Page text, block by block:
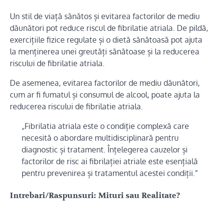
Un stil de viață sănătos și evitarea factorilor de mediu
dăunători pot reduce riscul de fibrilatie atriala. De pildă,
exercițiile fizice regulate și o dietă sănătoasă pot ajuta
la menținerea unei greutăți sănătoase și la reducerea
riscului de fibrilatie atriala.
De asemenea, evitarea factorilor de mediu dăunători,
cum ar fi fumatul și consumul de alcool, poate ajuta la
reducerea riscului de fibrilatie atriala.
„Fibrilatia atriala este o condiție complexă care
necesită o abordare multidisciplinară pentru
diagnostic și tratament. Înțelegerea cauzelor și
factorilor de risc ai fibrilației atriale este esențială
pentru prevenirea și tratamentul acestei condiții.”
Intrebari/Raspunsuri: Mituri sau Realitate?